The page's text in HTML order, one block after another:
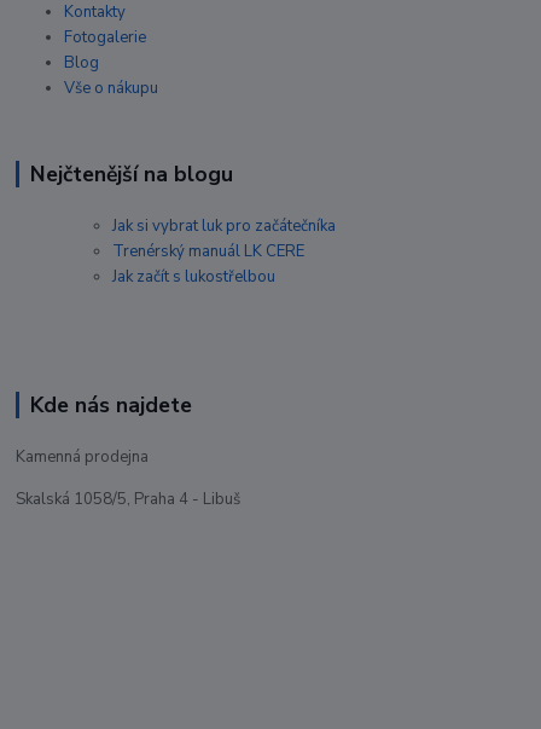
Kontakty
Fotogalerie
Blog
Vše o nákupu
Nejčtenější na blogu
Jak si vybrat luk pro začátečníka
Trenérský manuál LK CERE
Jak začít s lukostřelbou
Kde nás najdete
Kamenná prodejna
Skalská 1058/5, Praha 4 - Libuš